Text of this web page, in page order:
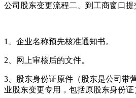
公司股东变更流程二、到工商窗口
1、企业名称预先核准通知书。
2、网上审核后的文件。
3、股东身份证原件（股东是公司带
业股东变更专用，包括原股东身份证